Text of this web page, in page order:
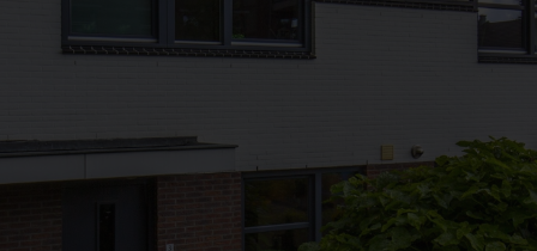
Omschrijving
In de buurt